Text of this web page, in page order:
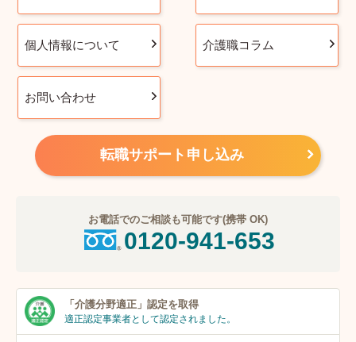
個人情報について 介護職コラム
お問い合わせ
転職サポート申し込み
お電話でのご相談も可能です(携帯 OK)
0120-941-653
「介護分野適正」 認定を取得
適正認定事業者として認定されました。